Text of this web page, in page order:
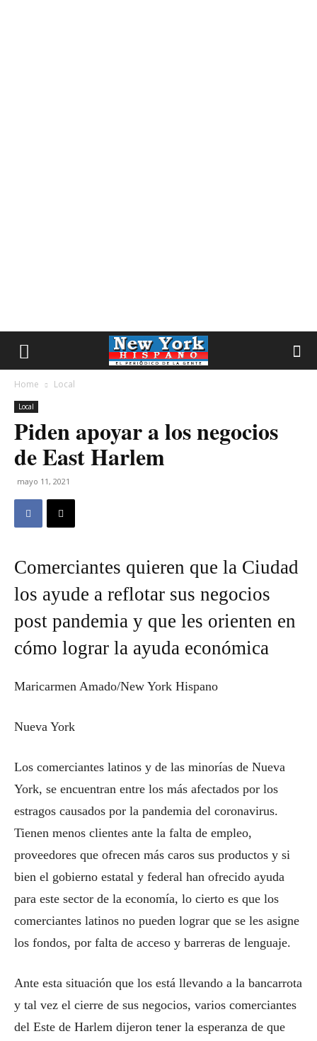
Home Local
Local
Piden apoyar a los negocios
de East Harlem
mayo 11, 2021
Comerciantes quieren que la Ciudad
los ayude a reflotar sus negocios
post pandemia y que les orienten en
cómo lograr la ayuda económica
Maricarmen Amado/New York Hispano
Nueva York
Los comerciantes latinos y de las minorías de Nueva
York, se encuentran entre los más afectados por los
estragos causados por la pandemia del coronavirus.
Tienen menos clientes ante la falta de empleo,
proveedores que ofrecen más caros sus productos y si
bien el gobierno estatal y federal han ofrecido ayuda
para este sector de la economía, lo cierto es que los
comerciantes latinos no pueden lograr que se les asigne
los fondos, por falta de acceso y barreras de lenguaje.
Ante esta situación que los está llevando a la bancarrota
y tal vez el cierre de sus negocios, varios comerciantes
del Este de Harlem dijeron tener la esperanza de que